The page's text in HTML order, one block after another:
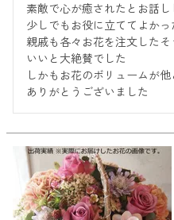
素敵で心が癒されたとお話し
少しでもお役に立ててよかっ
親戚も各々お花を注文した
いいと大絶賛でした
しかもお花のボリュームが
ありがとうございました